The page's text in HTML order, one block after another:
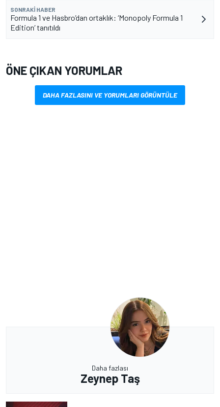
SONRAKI HABER
Formula 1 ve Hasbro’dan ortaklık: ‘Monopoly Formula 1
Edition’ tanıtıldı
ÖNE ÇIKAN YORUMLAR
DAHA FAZLASINI VE YORUMLARI GÖRÜNTÜLE
Daha fazlası
Zeynep Taş